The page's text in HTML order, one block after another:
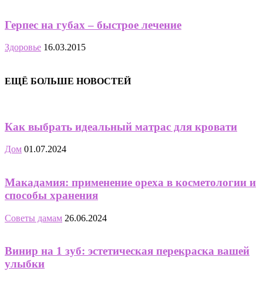
Герпес на губах – быстрое лечение
Здоровье 16.03.2015
ЕЩЁ БОЛЬШЕ НОВОСТЕЙ
Как выбрать идеальный матрас для кровати
Дом 01.07.2024
Макадамия: применение ореха в косметологии и
способы хранения
Советы дамам 26.06.2024
Винир на 1 зуб: эстетическая перекраска вашей
улыбки